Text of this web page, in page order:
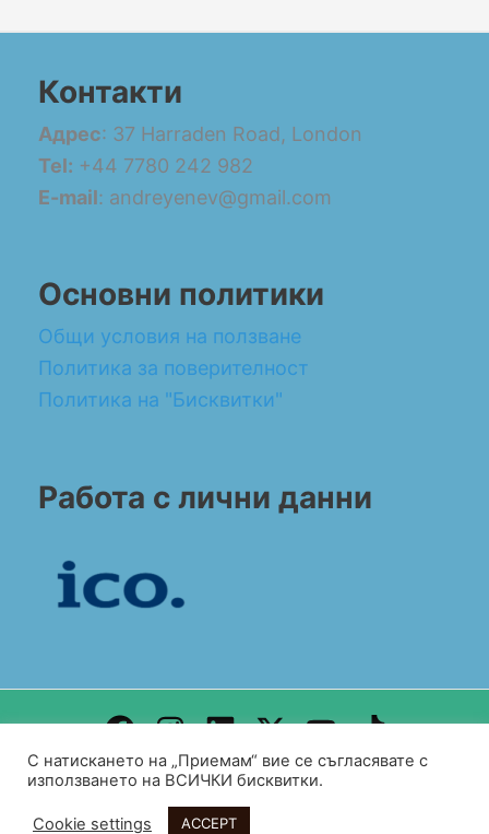
Контакти
Адрес: 37 Harraden Road, London
Tel: +44 7780 242 982
E-mail: andreyenev@gmail.com
Основни политики
Общи условия на ползване
Политика за поверителност
Политика на "Бисквитки"
Работа с лични данни
Design by WEB DEV FOR ALL
Copyright© 2026 BG CONSULT UK
С натискането на „Приемам“ вие се съгласявате с
използването на ВСИЧКИ бисквитки.
Cookie settings ACCEPT